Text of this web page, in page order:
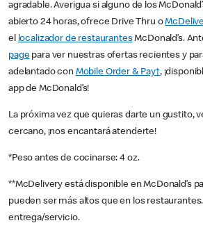
agradable. Averigua si alguno de los
abierto 24 horas, ofrece Drive Thru o
el localizador de restaurantesMcDonald’s.
pagepara ver nuestras ofertas recientes y
adelantado con Mobile Order & Pay†,
app de McDonald’s!
La próxima vez que quieras darte un gustito,
cercano, ¡nos encantará atenderte!
*Peso antes de cocinarse: 4 oz.
**McDelivery está disponible en McDonald’s
pueden ser más altos que en los
entrega/servicio.